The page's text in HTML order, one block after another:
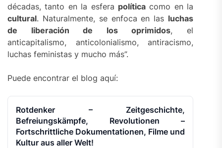
décadas, tanto en la esfera políticacomo en la
cultural. Naturalmente, se enfoca en las luchas
de liberación de los oprimidos, el
anticapitalismo, anticolonialismo, antiracismo,
luchas feministas y mucho más”.
Puede encontrar el blog aquí:
Rotdenker – Zeitgeschichte,
Befreiungskämpfe, Revolutionen –
Fortschrittliche Dokumentationen, Filme und
Kultur aus aller Welt!